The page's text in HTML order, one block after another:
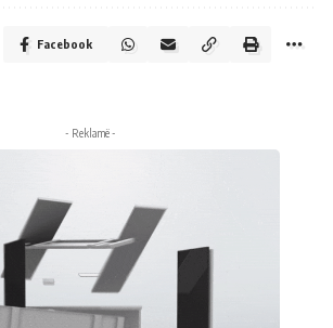
Facebook
- Reklamë -